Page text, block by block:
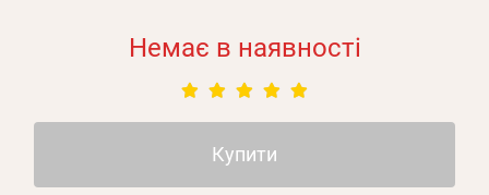
Немає в наявності
Купити